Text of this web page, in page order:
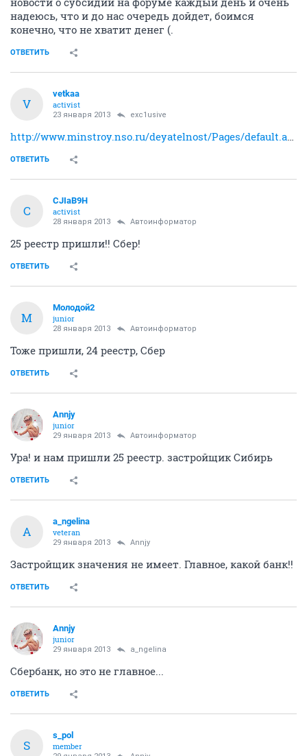
надеюсь, что и до нас очередь дойдет, боимся
конечно, что не хватит денег (.
ОТВЕТИТЬ
V
vetkaa
activist
23 января 2013 exc1usive
http://www.minstroy.nso.ru/deyatelnost/Pages/default.aspx
ОТВЕТИТЬ
C
CJIaB9H
activist
28 января 2013 Автоинформатор
25 реестр пришли!! Сбер!
ОТВЕТИТЬ
М
Молодой2
junior
28 января 2013 Автоинформатор
Тоже пришли, 24 реестр, Сбер
ОТВЕТИТЬ
Annjy
junior
29 января 2013 Автоинформатор
Ура! и нам пришли 25 реестр. застройщик Сибирь
ОТВЕТИТЬ
A
a_ngelina
veteran
29 января 2013 Annjy
Застройщик значения не имеет. Главное, какой банк!!
ОТВЕТИТЬ
Annjy
junior
29 января 2013 a_ngelina
Сбербанк, но это не главное...
ОТВЕТИТЬ
S
s_pol
member